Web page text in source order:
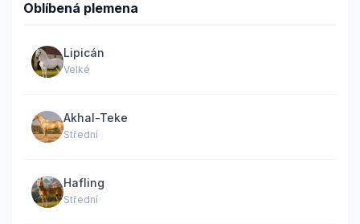
Oblíbená plemena
Lipicán
Velké
Akhal-Teke
Střední
Hafling
Střední